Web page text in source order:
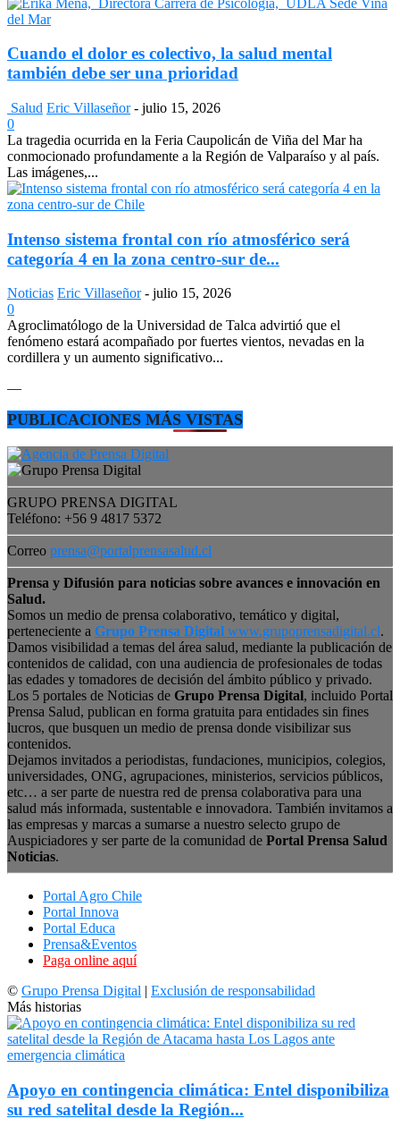
Cuando el dolor es colectivo, la salud mental
también debe ser una prioridad
Salud Eric Villaseñor - julio 15, 2026
0
La tragedia ocurrida en la Feria Caupolicán de Viña del Mar ha
conmocionado profundamente a la Región de Valparaíso y al país.
Las imágenes,...
Intenso sistema frontal con río atmosférico será
categoría 4 en la zona centro-sur de...
Noticias Eric Villaseñor - julio 15, 2026
0
Agroclimatólogo de la Universidad de Talca advirtió que el
fenómeno estará acompañado por fuertes vientos, nevadas en la
cordillera y un aumento significativo...
—
PUBLICACIONES MÁS VISTAS
GRUPO PRENSA DIGITAL
Teléfono: +56 9 4817 5372
Correo prensa@portalprensasalud.cl
Prensa y Difusión para noticias sobre avances e innovación en
Salud.
Somos un medio de prensa colaborativo, temático y digital,
perteneciente a Grupo Prensa Digital www.grupoprensadigital.cl.
Damos visibilidad a temas del área salud, mediante la publicación de
contenidos de calidad, con una audiencia de profesionales de todas
las edades y tomadores de decisión del ámbito público y privado.
Los 5 portales de Noticias de Grupo Prensa Digital, incluido Portal
Prensa Salud, publican en forma gratuita para entidades sin fines
lucros, que busquen un medio de prensa donde visibilizar sus
contenidos.
Dejamos invitados a periodistas, fundaciones, municipios, colegios,
universidades, ONG, agrupaciones, ministerios, servicios públicos,
etc… a ser parte de nuestra red de prensa colaborativa para una
salud más informada, sustentable e innovadora. También invitamos a
las empresas y marcas a sumarse a nuestro selecto grupo de
Auspiciadores y ser parte de la comunidad de Portal Prensa Salud
Noticias.
Portal Agro Chile
Portal Innova
Portal Educa
Prensa&Eventos
Paga online aquí
© Grupo Prensa Digital | Exclusión de responsabilidad
Más historias
Apoyo en contingencia climática: Entel disponibiliza
su red satelital desde la Región...